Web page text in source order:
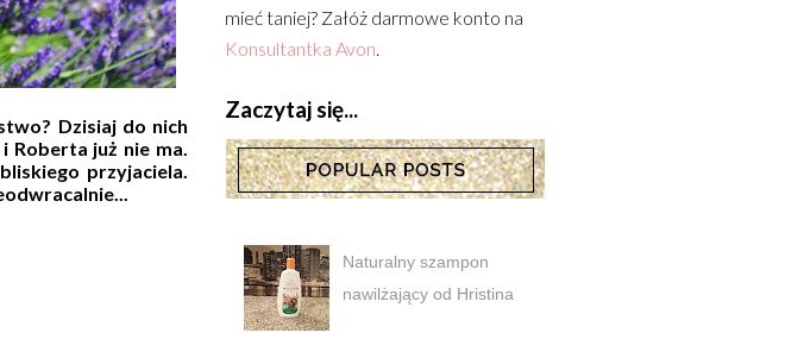
Dzisiaj do nich
Roberta już nie ma.
przyjaciela.
mieć taniej? Załóż darmowe konto na
Konsultantka Avon.
Zaczytaj się...
Naturalny szampon
nawilżający od Hristina